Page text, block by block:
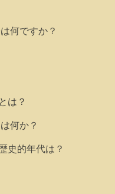
何ですか？
は？
何か？
史的年代は？